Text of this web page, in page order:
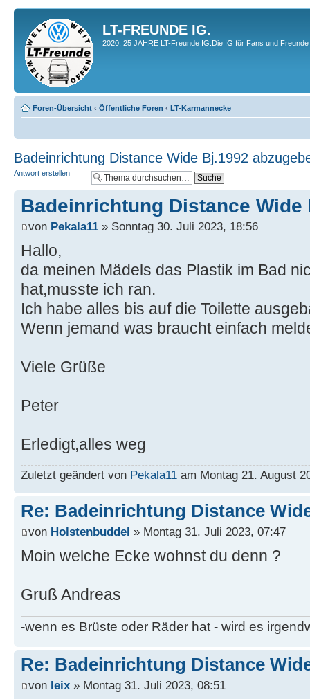
LT-FREUNDE IG.
2020; 25 JAHRE LT-Freunde IG.Die IG für Fans und
Foren-Übersicht ‹ Öffentliche Foren ‹ LT-Karmannecke
Badeinrichtung Distance Wide Bj.1992
Antwort erstellen
Badeinrichtung Distance Wide
von Pekala11 » Sonntag 30. Juli 2023, 18:56
Hallo,
da meinen Mädels das Plastik im Bad
hat,musste ich ran.
Ich habe alles bis auf die Toilette
Wenn jemand was braucht einfach
Viele Grüße
Peter
Erledigt,alles weg
Zuletzt geändert von Pekala11 am Montag 21. August
Re: Badeinrichtung Distance
von Holstenbuddel » Montag 31. Juli 2023, 07:47
Moin welche Ecke wohnst du denn ?
Gruß Andreas
-wenn es Brüste oder Räder hat - wird es
Re: Badeinrichtung Distance
von leix » Montag 31. Juli 2023, 08:51